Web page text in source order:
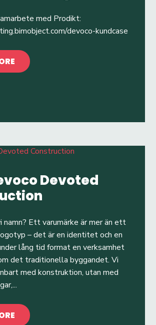
med Prodikt:
devoco-kundcase
Devoted
namn? Ett varumärke är mer än ett
– det är en identitet och en
lång tid format en verksamhet
det traditionella byggandet. Vi
med konstruktion, utan med